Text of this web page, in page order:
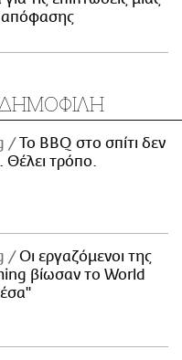
απόφασης
Το BBQ στο σπίτι δεν
Θέλει τρόπο.
Οι εργαζόμενοι της
βίωσαν το World